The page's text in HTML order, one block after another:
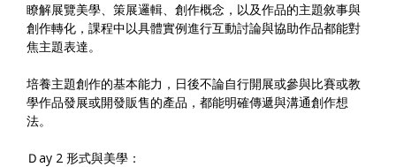
瞭解展覽美學、策展邏輯、創作概念，以及作品的主題敘事與
創作轉化，課程中以具體實例進行互動討論與協助作品都能對
焦主題表達。
培養主題創作的基本能力，日後不論自行開展或參與比賽或教
學作品發展或開發販售的產品，都能明確傳遞與溝通創作想
法。
Ｄay 2 形式與美學：